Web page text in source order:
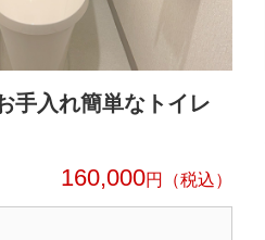
手入れ簡単なトイレ
160,000円